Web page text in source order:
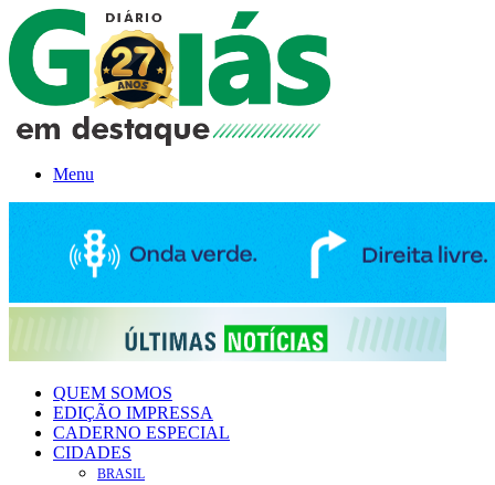
Menu
QUEM SOMOS
EDIÇÃO IMPRESSA
CADERNO ESPECIAL
CIDADES
BRASIL